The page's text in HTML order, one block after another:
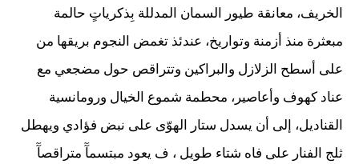
الخريف، معانقة طيور السمان المدللة بِذكرياتٍ حالمة
مبعثرة منذ أزمنة وتواريخ، عندئذ تغمض النجوم بريقها من
على أسطح الزلازل والبراكين وتتراقص حول مضجعي مع
عناد كهوف وأعاصير، محطمة شموع الخيال ورومانسية
القناديل، إلى أن يسدل ستار الهوّى على نبض فؤادي ويهطل
ثلج الفنار على فاه شتاء طويل ، ف يعود مبتسمآٓ متراقصآٓ